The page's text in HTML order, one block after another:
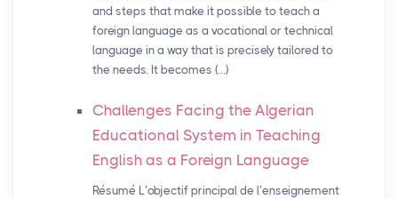
and steps that make it possible to teach a
foreign language as a vocational or technical
language in a way that is precisely tailored to
the needs. It becomes (…)
Challenges Facing the Algerian
Educational System in Teaching
English as a Foreign Language
Résumé L’objectif principal de l’enseignement